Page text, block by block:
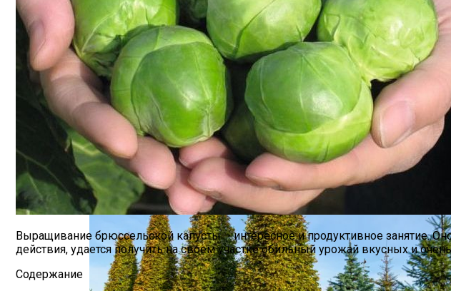
9 Советов По Выращиванию Картошки
Какие Цветы Украсят Альпинарий?
Выращивание брюссельской капусты – интересное и продуктивное занятие.
действия, удается получить на своем участке обильный урожай вкусных и
Содержание